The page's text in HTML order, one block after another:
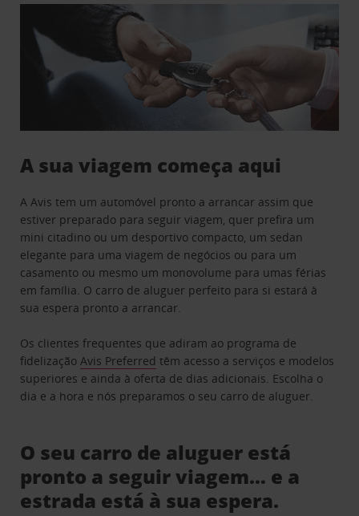
A sua viagem começa aqui
A Avis tem um automóvel pronto a arrancar assim que
estiver preparado para seguir viagem, quer prefira um
mini citadino ou um desportivo compacto, um sedan
elegante para uma viagem de negócios ou para um
casamento ou mesmo um monovolume para umas férias
em família. O carro de aluguer perfeito para si estará à
sua espera pronto a arrancar.
Os clientes frequentes que adiram ao programa de
fidelizaçãoAvis Preferred têm acesso a serviços e modelos
superiores e ainda à oferta de dias adicionais. Escolha o
dia e a hora e nós preparamos o seu carro de aluguer.
O seu carro de aluguer está
pronto a seguir viagem… e a
estrada está à sua espera.